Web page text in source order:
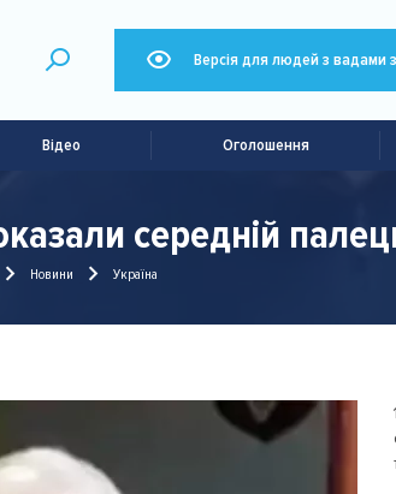
Версія для людей з вадами
Відео Оголошення
середній
Новини Україна